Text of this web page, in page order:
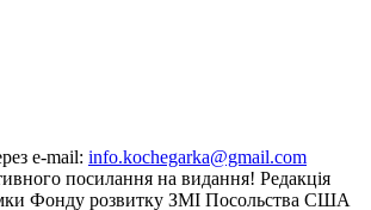
e-mail: info.kochegarka@gmail.com
посилання на видання! Редакція
Фонду розвитку ЗМІ Посольства США